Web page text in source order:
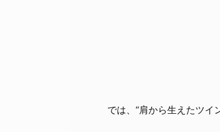
では、“肩から生えたツイ